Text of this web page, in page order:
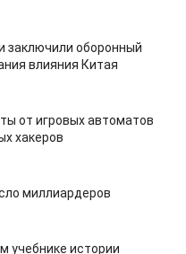
заключили оборонный
влияния Китая
от игровых автоматов
хакеров
миллиардеров
учебнике истории